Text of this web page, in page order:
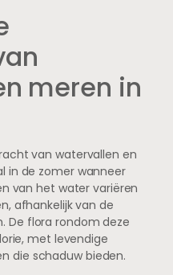
meren in
van watervallen en
in de zomer wanneer
van het water variëren
afhankelijk van de
De flora rondom deze
met levendige
die schaduw bieden.